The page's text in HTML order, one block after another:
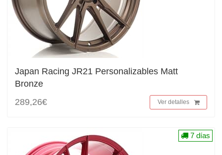
Japan Racing JR21 Personalizables Matt
Bronze
289,26€
Ver detalles
7 días